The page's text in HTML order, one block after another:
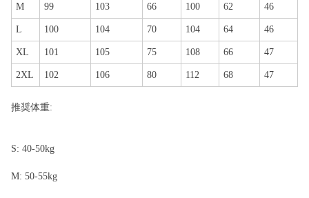
M 99 103 66 100 62 46
L 100 104 70 104 64 46
XL 101 105 75 108 66 47
2XL 102 106 80 112 68 47
推奨体重:
S: 40-50kg
M: 50-55kg